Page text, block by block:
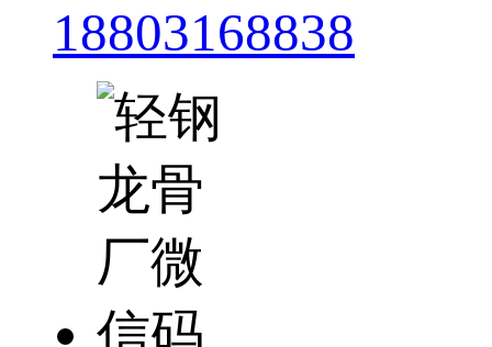
18803168838